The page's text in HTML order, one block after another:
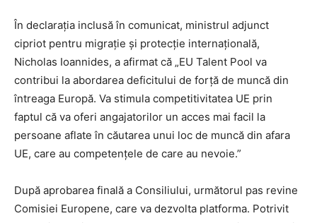
În declarația inclusă în comunicat, ministrul adjunct
cipriot pentru migrație și protecție internațională,
Nicholas Ioannides, a afirmat că „EU Talent Pool va
contribui la abordarea deficitului de forță de muncă din
întreaga Europă. Va stimula competitivitatea UE prin
faptul că va oferi angajatorilor un acces mai facil la
persoane aflate în căutarea unui loc de muncă din afara
UE, care au competențele de care au nevoie.”
După aprobarea finală a Consiliului, următorul pas revine
Comisiei Europene, care va dezvolta platforma. Potrivit